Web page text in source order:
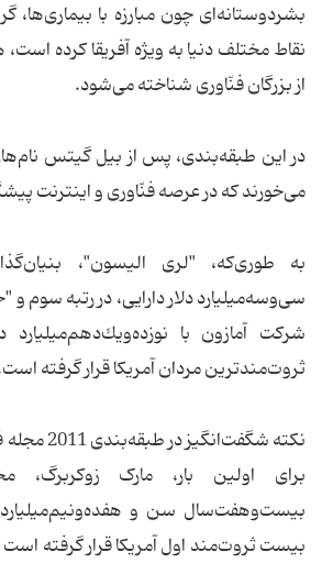
بشردوستانه‌ای چون مبارزه با
نقاط مختلف دنیا به ویژه آفریقا کرده
از بزرگان فنّاوری شناخته می‌شود.
در این طبقه‌بندی، پس از بیل گیتس
می‌خورند که در عرصه فنّاوری و اینترنت
به طوری‌که، "لری الیسون"،
سی‌و‌سه‌میلیارد دلار دارایی، در رتبه سوم
شرکت آمازون با
ثروت‌مندترین مردان آمریکا قرار گرفته
نکته
برای اولین بار، مارک
بیست‌وهفت‌سال سن و هفده‌ونیم‌میلیارد
بیست ثروت‌مند اول آمریکا قرار گرفته